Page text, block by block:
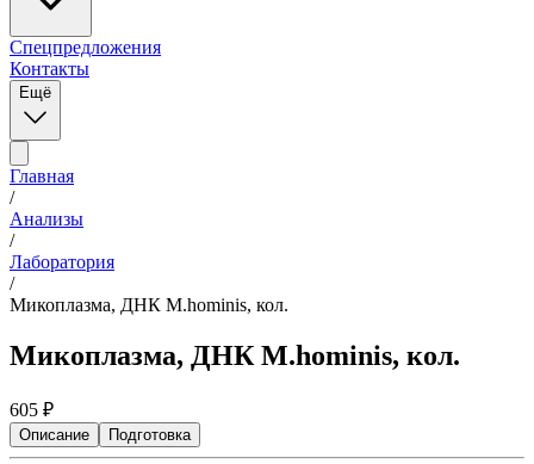
Спецпредложения
Контакты
Ещё
Главная
/
Анализы
/
Лаборатория
/
Микоплазма, ДНК M.hominis, кол.
Микоплазма, ДНК M.hominis, кол.
605 ₽
Описание Подготовка